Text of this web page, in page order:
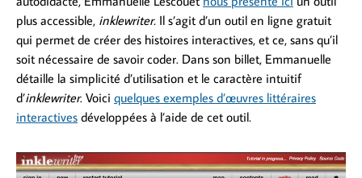
plus accessible, inklewriter. Il s’agit d’un outil en ligne gratuit
qui permet de créer des histoires interactives, et ce, sans qu’il
soit nécessaire de savoir coder. Dans son billet, Emmanuelle
détaille la simplicité d’utilisation et le caractère intuitif
d’inklewriter. Voici quelques exemples d’œuvres littéraires
interactives développées à l’aide de cet outil.